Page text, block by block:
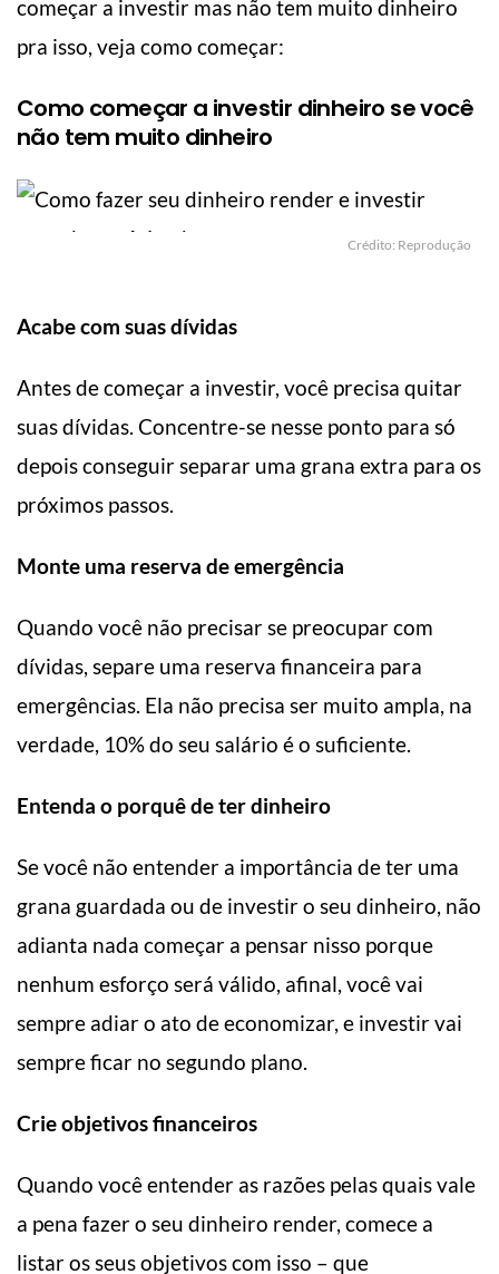
começar a investir mas não tem muito dinheiro
pra isso, veja como começar:
Como começar a investir dinheiro se você
não tem muito dinheiro
Crédito: Reprodução
Acabe com suas dívidas
Antes de começar a investir, você precisa quitar
suas dívidas. Concentre-se nesse ponto para só
depois conseguir separar uma grana extra para os
próximos passos.
Monte uma reserva de emergência
Quando você não precisar se preocupar com
dívidas, separe uma reserva financeira para
emergências. Ela não precisa ser muito ampla, na
verdade, 10% do seu salário é o suficiente.
Entenda o porquê de ter dinheiro
Se você não entender a importância de ter uma
grana guardada ou de investir o seu dinheiro, não
adianta nada começar a pensar nisso porque
nenhum esforço será válido, afinal, você vai
sempre adiar o ato de economizar, e investir vai
sempre ficar no segundo plano.
Crie objetivos financeiros
Quando você entender as razões pelas quais vale
a pena fazer o seu dinheiro render, comece a
listar os seus objetivos com isso – que